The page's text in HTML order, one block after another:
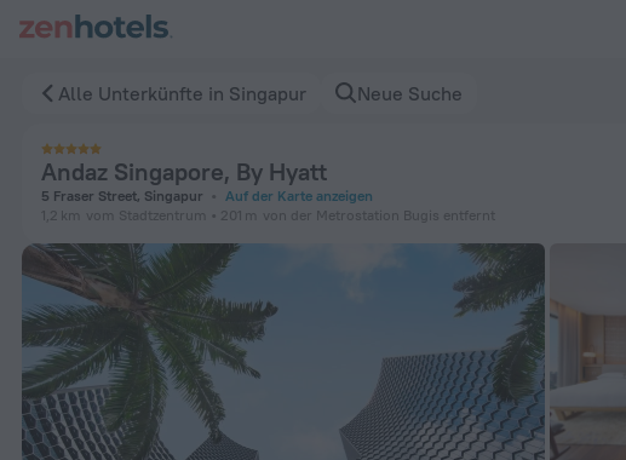
Alle Unterkünfte in Singapur Neue Suche
Andaz Singapore, By Hyatt
5 Fraser Street, Singapur
Auf der Karte anzeigen
1,2 km
vom Stadtzentrum 201 m von der Metrostation Bugis entfernt
Andaz Singapore, By Hyatt in Singapur — Jetzt auf ZenHotels.com buchen